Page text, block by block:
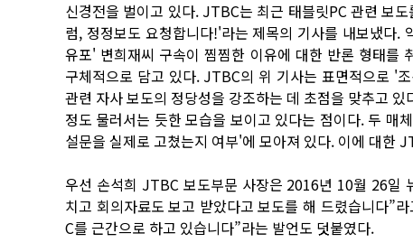
신경전을 벌이고 있다. JTBC는 최근 태블릿PC 관련 보
럼, 정정보도 요청합니다!'라는 제목의 기사를 내보냈다
유포' 변희재씨 구속이 찜찜한 이유에 대한 반론 형태를
구체적으로 담고 있다. JTBC의 위 기사는 표면적으로 '
관련 자사 보도의 정당성을 강조하는 데 초점을 맞추고
정도 물러서는 듯한 모습을 보이고 있다는 점이다. 두 매
설문을 실제로 고쳤는지 여부'에 모아져 있다. 이에 대한
우선 손석희 JTBC 보도부문 사장은 2016년 10월 26일
치고 회의자료도 보고 받았다고 보도를 해 드렸습니다”
C를 근간으로 하고 있습니다”라는 발언도 덧붙였다.